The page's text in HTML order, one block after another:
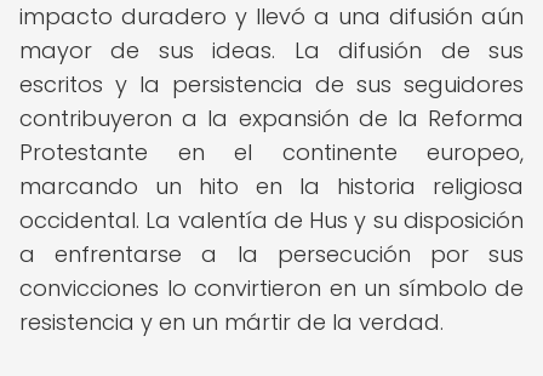
impacto duradero y llevó a una difusión aún
mayor de sus ideas. La difusión de sus
escritos y la persistencia de sus seguidores
contribuyeron a la expansión de la Reforma
Protestante en el continente europeo,
marcando un hito en la historia religiosa
occidental. La valentía de Hus y su disposición
a enfrentarse a la persecución por sus
convicciones lo convirtieron en un símbolo de
resistencia y en un mártir de la verdad.